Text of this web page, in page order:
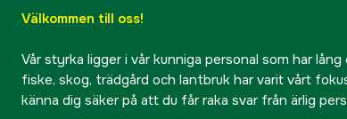
Välkommen till oss!
Vår styrka ligger i vår kunniga personal som har
fiske, skog, trädgård och lantbruk har varit vårt
känna dig säker på att du får raka svar från ärlig